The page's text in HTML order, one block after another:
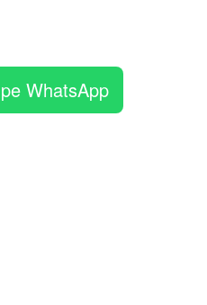
WhatsApp